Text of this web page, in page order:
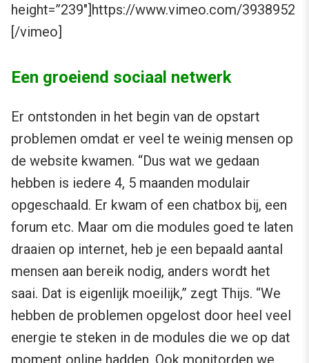
height=”239″]https://www.vimeo.com/3938952
[/vimeo]
Een groeiend sociaal netwerk
Er ontstonden in het begin van de opstart
problemen omdat er veel te weinig mensen op
de website kwamen. “Dus wat we gedaan
hebben is iedere 4, 5 maanden modulair
opgeschaald. Er kwam of een chatbox bij, een
forum etc. Maar om die modules goed te laten
draaien op internet, heb je een bepaald aantal
mensen aan bereik nodig, anders wordt het
saai. Dat is eigenlijk moeilijk,” zegt Thijs. “We
hebben de problemen opgelost door heel veel
energie te steken in de modules die we op dat
moment online hadden. Ook monitorden we